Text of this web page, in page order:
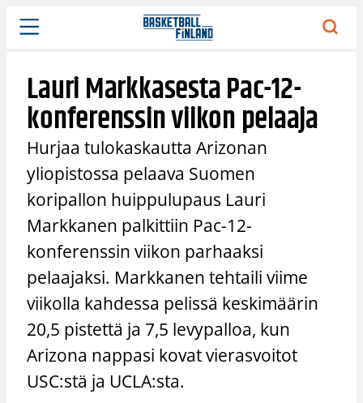
Siirry
sisältöön
Lauri Markkasesta Pac-12-
konferenssin viikon pelaaja
Hurjaa tulokaskautta Arizonan
yliopistossa pelaava Suomen
koripallon huippulupaus Lauri
Markkanen palkittiin Pac-12-
konferenssin viikon parhaaksi
pelaajaksi. Markkanen tehtaili viime
viikolla kahdessa pelissä keskimäärin
20,5 pistettä ja 7,5 levypalloa, kun
Arizona nappasi kovat vierasvoitot
USC:stä ja UCLA:sta.